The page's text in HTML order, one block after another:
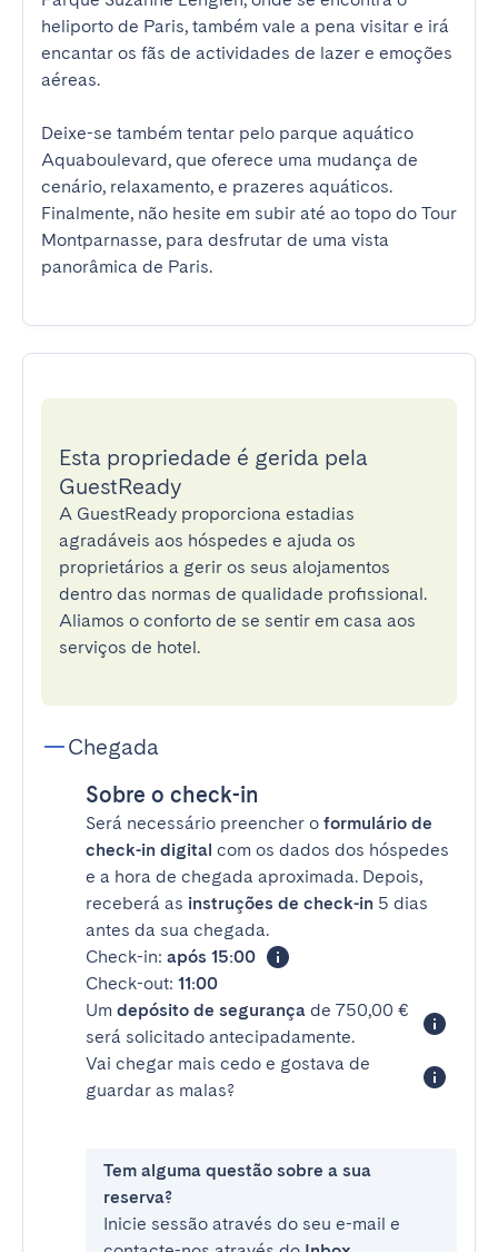
heliporto de Paris, também vale a pena visitar e irá
encantar os fãs de actividades de lazer e emoções
aéreas.
Deixe-se também tentar pelo parque aquático
Aquaboulevard, que oferece uma mudança de
cenário, relaxamento, e prazeres aquáticos.
Finalmente, não hesite em subir até ao topo do Tour
Montparnasse, para desfrutar de uma vista
panorâmica de Paris.
Esta propriedade é gerida pela
GuestReady
A GuestReady proporciona estadias
agradáveis aos hóspedes e ajuda os
proprietários a gerir os seus alojamentos
dentro das normas de qualidade profissional.
Aliamos o conforto de se sentir em casa aos
serviços de hotel.
Chegada
Sobre o check-in
Será necessário preencher o formulário de
check-in digital com os dados dos hóspedes
e a hora de chegada aproximada. Depois,
receberá as instruções de check-in 5 dias
antes da sua chegada.
Check-in: após 15:00
Check-out: 11:00
Um depósito de segurança de 750,00 €
será solicitado antecipadamente.
Vai chegar mais cedo e gostava de
guardar as malas?
Tem alguma questão sobre a sua
reserva?
Inicie sessão através do seu e-mail e